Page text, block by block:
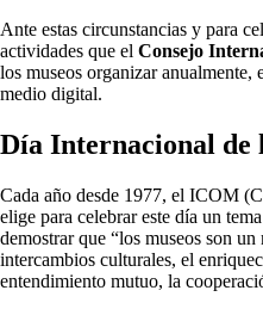
Ante estas circunstancias y para
actividades que el Consejo
los museos organizar anualmente,
medio digital.
Día Internacional de
Cada año desde 1977, el ICOM
elige para celebrar este día un
demostrar que “los museos son
intercambios culturales, el
entendimiento mutuo, la